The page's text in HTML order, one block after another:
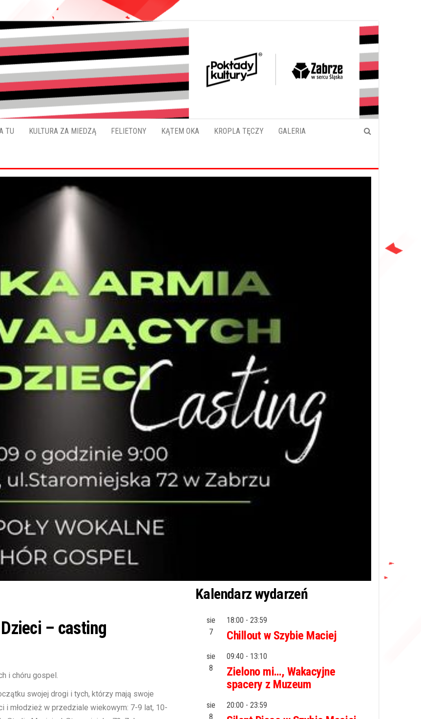
Pokładykultury.eu
TU KULTURA ZA MIEDZĄ FELIETONY KĄTEM OKA KROPLA TĘCZY GALERIA
– casting
i chóru gospel.
swojej drogi i tych, którzy mają swoje
i młodzież w przedziale wiekowym: 7-9 lat, 10-
Kalendarz wydarzeń
sie
7
18:00 - 23:59
Chillout w Szybie Maciej
sie
8
09:40 - 13:10
Zielono mi…, Wakacyjne
spacery z Muzeum
sie
8
20:00 - 23:59